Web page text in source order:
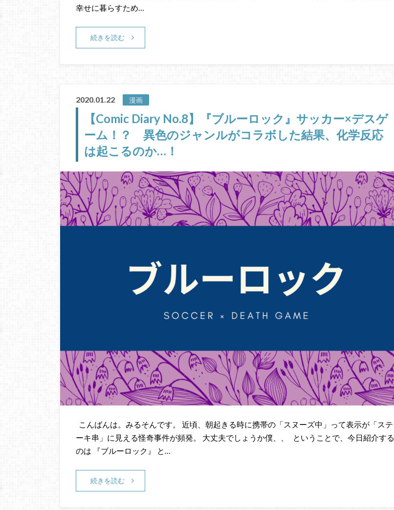
幸せに暮らすため…
続きを読む
2020.01.22 漫画
【Comic Diary No.8】『ブルーロック』サッカー×デスゲ
ーム！？ 異色のジャンルがコラボした結果、化学反応
は起こるのか…！
こんばんは。みるそんです。 近頃、朝起きる時に携帯の「スヌーズ中」って表示が「ステ
ーキ串」に見える怪奇事件が頻発。 大丈夫でしょうか僕、、 ということで、今日紹介する
のは 『ブルーロック』 と…
続きを読む